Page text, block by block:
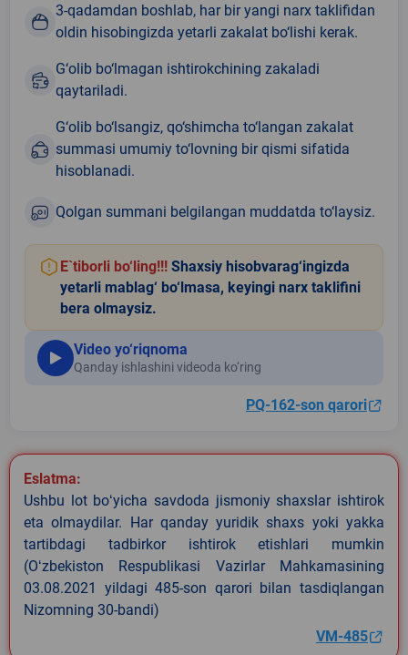
3-qadamdan boshlab, har bir yangi narx taklifidan
oldin hisobingizda yetarli zakalat bo‘lishi kerak.
G‘olib bo‘lmagan ishtirokchining zakaladi
qaytariladi.
G‘olib bo‘lsangiz, qo‘shimcha to‘langan zakalat
summasi umumiy to‘lovning bir qismi sifatida
hisoblanadi.
Qolgan summani belgilangan muddatda to‘laysiz.
E`tiborli bo‘ling!!! Shaxsiy hisobvarag‘ingizda
yetarli mablag‘ bo‘lmasa, keyingi narx taklifini
bera olmaysiz.
Video yo‘riqnoma
Qanday ishlashini videoda ko‘ring
PQ-162-son qarori
Eslatma:
Ushbu lot boʻyicha savdoda jismoniy shaxslar ishtirok
eta olmaydilar. Har qanday yuridik shaxs yoki yakka
tartibdagi tadbirkor ishtirok etishlari mumkin
(Oʻzbekiston Respublikasi Vazirlar Mahkamasining
03.08.2021 yildagi 485-son qarori bilan tasdiqlangan
Nizomning 30-bandi)
VM-485